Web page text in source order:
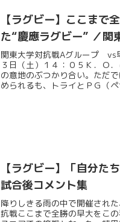
【ラグビー】ここま
た“慶應ラグビー” ／
関東大学対抗戦Aグループ vs
３日（土）１４：０５Ｋ．Ｏ
の意地のぶつかり合い。ただ
められるも、トライとＰＧ（
【ラグビー】「自分た
試合後コメント集
降りしきる雨の中で開催され
抗戦ここまで全勝の早大をこ